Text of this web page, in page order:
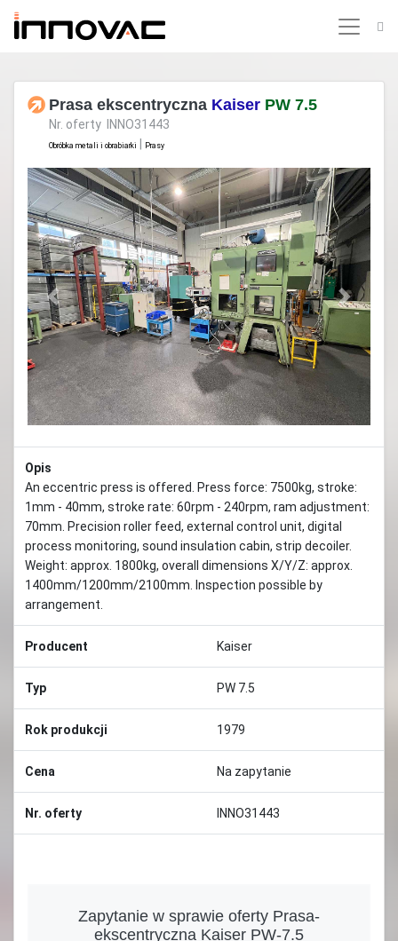
Prasa ekscentryczna Kaiser PW 7.5
Nr. oferty INNO31443
Obróbka metali i obrabiarki Prasy
Previous Next
Opis
An eccentric press is offered. Press force: 7500kg, stroke:
1mm - 40mm, stroke rate: 60rpm - 240rpm, ram adjustment:
70mm. Precision roller feed, external control unit, digital
process monitoring, sound insulation cabin, strip decoiler.
Weight: approx. 1800kg, overall dimensions X/Y/Z: approx.
1400mm/1200mm/2100mm. Inspection possible by
arrangement.
Producent Kaiser
Typ PW 7.5
Rok produkcji 1979
Cena Na zapytanie
Nr. oferty INNO31443
Zapytanie w sprawie oferty Prasa-
ekscentryczna Kaiser PW-7.5